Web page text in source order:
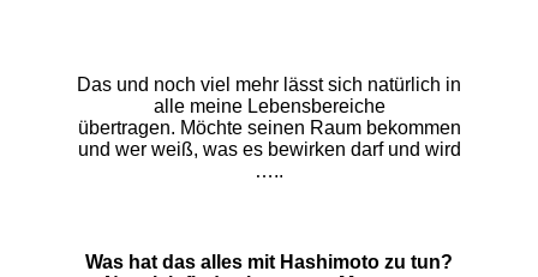
Das und noch viel mehr lässt sich natürlich in
alle meine Lebensbereiche
übertragen. Möchte seinen Raum bekommen
und wer weiß, was es bewirken darf und wird
…..
Was hat das alles mit Hashimoto zu tun?